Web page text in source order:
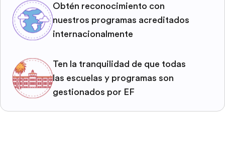
Obtén reconocimiento con
nuestros programas acreditados
internacionalmente
Ten la tranquilidad de que todas
las escuelas y programas son
gestionados por EF